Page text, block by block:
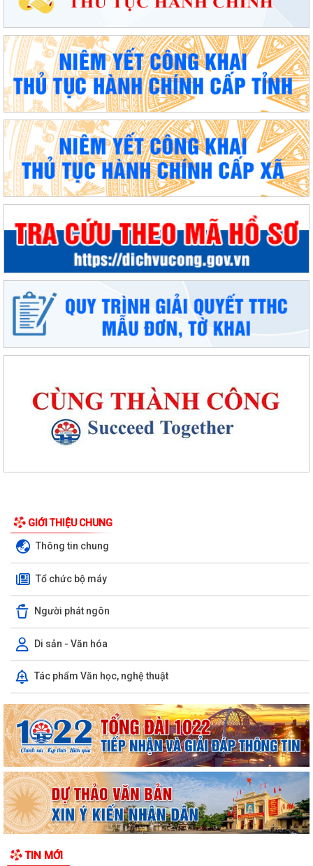
GIỚI THIỆU CHUNG
Thông tin chung
Tổ chức bộ máy
Người phát ngôn
Di sản - Văn hóa
Tác phẩm Văn học, nghệ thuật
TIN MỚI
năm 2026 cho đội ngũ cán bộ quản...
PHƯỜNG AN DƯƠNG TRIỂN KHAI QUYẾT LIỆT CHIẾN DỊCH 90 NGÀY
LÀM SẠCH, LÀM GIÀU, CHUẨN HÓA DỮ LIỆU...
PHƯỜNG AN DƯƠNG KHÁNH THÀNH NHÀ ĐẠI ĐOÀN KẾT TẠI TỔ DÂN
PHỐ NAM HÀ
ỦY BAN MTTQ VIỆT NAM PHƯỜNG AN DƯƠNG TỔ CHỨC HỘI NGHỊ LẦN
THỨ 4, NHIỆM KỲ 2025 – 2030
đình chính sách nhân kỷ niệm 79...